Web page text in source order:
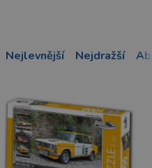
Nejlevnější Nejdražší